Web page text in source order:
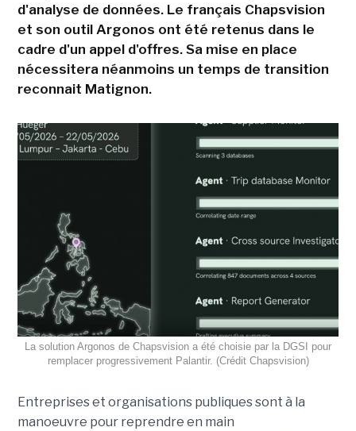
d'analyse de données. Le français Chapsvision
et son outil Argonos ont été retenus dans le
cadre d'un appel d'offres. Sa mise en place
nécessitera néanmoins un temps de transition
reconnait Matignon.
La solution Argonos de Chapsvision a été choisie par la DGSI pour
remplacer progressivement Palantir. (Crédit Chapsvision)
Entreprises et organisations publiques sont à la
manoeuvre pour reprendre en main